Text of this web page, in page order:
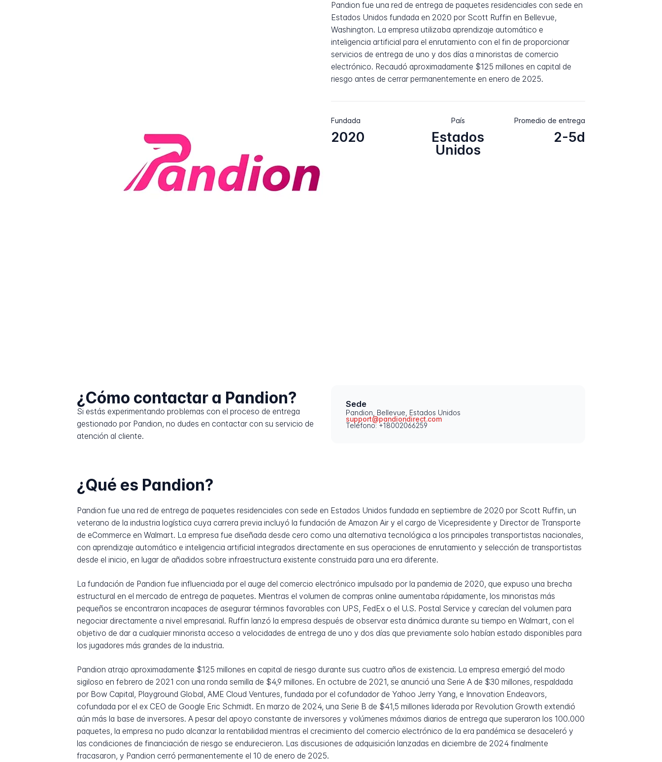
Pandion fue una red de entrega de paquetes residenciales con sede en
Estados Unidos fundada en 2020 por Scott Ruffin en Bellevue,
Washington. La empresa utilizaba aprendizaje automático e
inteligencia artificial para el enrutamiento con el fin de proporcionar
servicios de entrega de uno y dos días a minoristas de comercio
electrónico. Recaudó aproximadamente $125 millones en capital de
riesgo antes de cerrar permanentemente en enero de 2025.
Fundada
2020
País
Estados
Unidos
Promedio de entrega
2-5d
¿Cómo contactar a Pandion?
Si estás experimentando problemas con el proceso de entrega
gestionado por Pandion, no dudes en contactar con su servicio de
atención al cliente.
Sede
Pandion, Bellevue, Estados Unidos
support@pandiondirect.com
Teléfono: +18002066259
¿Qué es Pandion?
Pandion fue una red de entrega de paquetes residenciales con sede en Estados Unidos fundada en septiembre de 2020 por Scott Ruffin, un
veterano de la industria logística cuya carrera previa incluyó la fundación de Amazon Air y el cargo de Vicepresidente y Director de Transporte
de eCommerce en Walmart. La empresa fue diseñada desde cero como una alternativa tecnológica a los principales transportistas nacionales,
con aprendizaje automático e inteligencia artificial integrados directamente en sus operaciones de enrutamiento y selección de transportistas
desde el inicio, en lugar de añadidos sobre infraestructura existente construida para una era diferente.
La fundación de Pandion fue influenciada por el auge del comercio electrónico impulsado por la pandemia de 2020, que expuso una brecha
estructural en el mercado de entrega de paquetes. Mientras el volumen de compras online aumentaba rápidamente, los minoristas más
pequeños se encontraron incapaces de asegurar términos favorables con UPS, FedEx o el U.S. Postal Service y carecían del volumen para
negociar directamente a nivel empresarial. Ruffin lanzó la empresa después de observar esta dinámica durante su tiempo en Walmart, con el
objetivo de dar a cualquier minorista acceso a velocidades de entrega de uno y dos días que previamente solo habían estado disponibles para
los jugadores más grandes de la industria.
Pandion atrajo aproximadamente $125 millones en capital de riesgo durante sus cuatro años de existencia. La empresa emergió del modo
sigiloso en febrero de 2021 con una ronda semilla de $4,9 millones. En octubre de 2021, se anunció una Serie A de $30 millones, respaldada
por Bow Capital, Playground Global, AME Cloud Ventures, fundada por el cofundador de Yahoo Jerry Yang, e Innovation Endeavors,
cofundada por el ex CEO de Google Eric Schmidt. En marzo de 2024, una Serie B de $41,5 millones liderada por Revolution Growth extendió
aún más la base de inversores. A pesar del apoyo constante de inversores y volúmenes máximos diarios de entrega que superaron los 100.000
paquetes, la empresa no pudo alcanzar la rentabilidad mientras el crecimiento del comercio electrónico de la era pandémica se desaceleró y
las condiciones de financiación de riesgo se endurecieron. Las discusiones de adquisición lanzadas en diciembre de 2024 finalmente
fracasaron, y Pandion cerró permanentemente el 10 de enero de 2025.